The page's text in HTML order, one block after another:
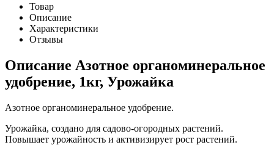
Товар
Описание
Характеристики
Отзывы
Описание Азотное органоминеральное
удобрение, 1кг, Урожайка
Азотное органоминеральное удобрение.
Урожайка, создано для садово-огородных растений.
Повышает урожайность и активизирует рост растений.